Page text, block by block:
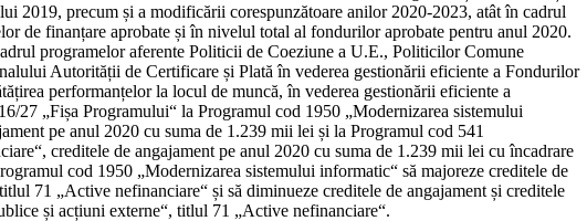
2019, precum și a modificării corespunzătoare anilor 2020-2023, atât în cadrul
de finanțare aprobate și în nivelul total al fondurilor aprobate pentru anul 2020.
programelor aferente Politicii de Coeziune a U.E., Politicilor Comune
Autorității de Certificare și Plată în vederea gestionării eficiente a Fondurilor
performanțelor la locul de muncă, în vederea gestionării eficiente a
27 „Fișa Programului“ la Programul cod 1950 „Modernizarea sistemului
pe anul 2020 cu suma de 1.239 mii lei și la Programul cod 541
creditele de angajament pe anul 2020 cu suma de 1.239 mii lei cu încadrare
cod 1950 „Modernizarea sistemului informatic“ să majoreze creditele de
71 „Active nefinanciare“ și să diminueze creditele de angajament și creditele
și acțiuni externe“, titlul 71 „Active nefinanciare“.